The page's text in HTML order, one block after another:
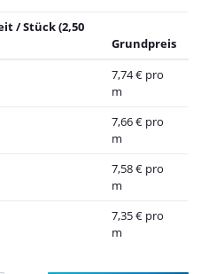
/ Stück (2,50
Grundpreis
7,74 € pro
m
7,66 € pro
m
7,58 € pro
m
7,35 € pro
m